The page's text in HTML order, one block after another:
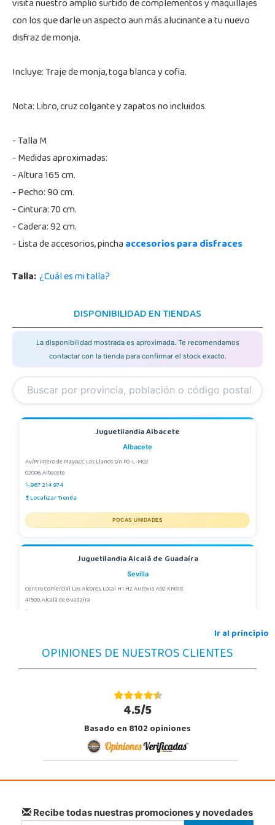
visita nuestro amplio surtido de complementos y maquillajes
con los que darle un aspecto aun más alucinante a tu nuevo
disfraz de monja.
Incluye: Traje de monja, toga blanca y cofia.
Nota: Libro, cruz colgante y zapatos no incluidos.
- Talla M
- Medidas aproximadas:
- Altura 165 cm.
- Pecho: 90 cm.
- Cintura: 70 cm.
- Cadera: 92 cm.
- Lista de accesorios, pinchaaccesorios para disfraces
Talla:¿Cuál es mi talla?
DISPONIBILIDAD EN TIENDAS
La disponibilidad mostrada es aproximada. Te recomendamos
contactar con la tienda para confirmar el stock exacto.
Juguetilandia Albacete
Albacete
Av/Primero de Mayo,CC Los Llanos s/n P0-L-M02
02006, Albacete
967 214 974
Localizar Tienda
POCAS UNIDADES
Juguetilandia Alcalá de Guadaíra
Sevilla
Centro Comercial Los Alcores, Local H1 H2 Autovia A92 KM8.8
41500, Alcalá de Guadaíra
Juguetilandia Alcobendas
Madrid
Av. Olímpica, 9, Local A13/21, Centro Comercial La Vega
Juguetilandia Andújar
Ir al principio
OPINIONES DE NUESTROS CLIENTES
4.5/5
Basado en 8102 opiniones
Recibe todas nuestras promociones y novedades